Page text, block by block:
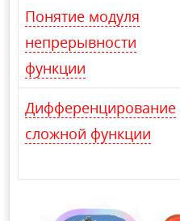
Понятие модуля
непрерывности
функции
Дифференцирование
сложной функции